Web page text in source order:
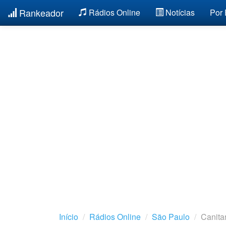
Rankeador Rádios Online Notícias Por
Início Rádios Online São Paulo